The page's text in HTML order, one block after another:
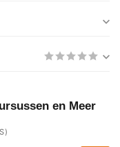
en Meer